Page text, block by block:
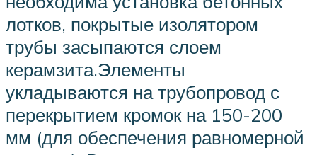
лотков, покрытые изолятором
трубы засыпаются слоем
керамзита.Элементы
укладываются на трубопровод с
перекрытием кромок на 150-200
мм (для обеспечения равномерной